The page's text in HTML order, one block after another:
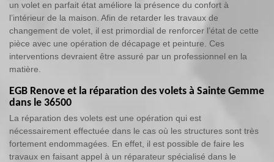
un volet en parfait état améliore la présence du confort à
l’intérieur de la maison. Afin de retarder les travaux de
changement de volet, il est primordial de renforcer l’état de cette
pièce avec une opération de décapage et peinture. Ces
interventions devraient être assuré par un professionnel en la
matière.
EGB Renove et la réparation des volets à Sainte Gemme
dans le 36500
La réparation des volets est une opération qui est
nécessairement effectuée dans le cas où les structures sont très
fortement endommagées. En effet, il est possible de faire les
travaux en faisant appel à un réparateur spécialisé dans le